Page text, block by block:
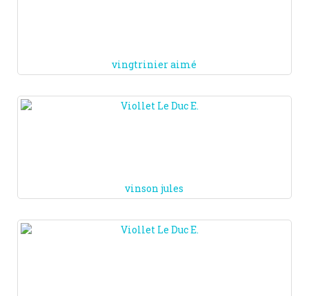
vingtrinier aimé
vinson jules